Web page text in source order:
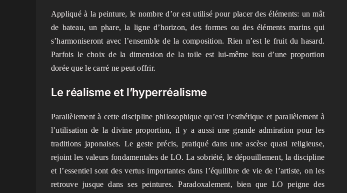
Appliqué à la peinture, le nombre d’or est utilisé pour placer des éléments: un mât
de bateau, un phare, la ligne d’horizon, des formes ou des éléments marins qui
s’harmoniseront avec l’ensemble de la composition. Rien n’est le fruit du hasard.
Parfois le choix de la dimension de la toile est lui-même issu d’une proportion
dorée que le carré ne peut offrir.
Le réalisme et l’hyperréalisme
Parallèlement à cette discipline philosophique qu’est l’esthétique et parallèlement à
l’utilisation de la divine proportion, il y a aussi une grande admiration pour les
traditions japonaises. Le geste précis, pratiqué dans une ascèse quasi religieuse,
rejoint les valeurs fondamentales de LO. La sobriété, le dépouillement, la discipline
et l’essentiel sont des vertus importantes dans l’équilibre de vie de l’artiste, on les
retrouve jusque dans ses peintures. Paradoxalement, bien que LO peigne des